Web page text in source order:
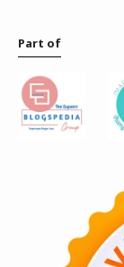
Part of